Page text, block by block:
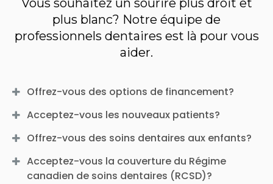
Vous souhaitez un sourire plus droit et
plus blanc? Notre équipe de
professionnels dentaires est là pour vous
aider.
Offrez-vous des options de financement?
Acceptez-vous les nouveaux patients?
Offrez-vous des soins dentaires aux enfants?
Acceptez-vous la couverture du Régime
canadien de soins dentaires (RCSD)?